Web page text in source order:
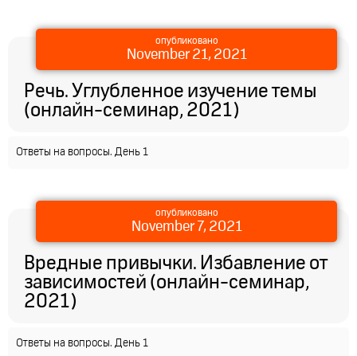
опубликовано
November 21, 2021
Речь. Углубленное изучение темы
(онлайн-семинар, 2021)
Ответы на вопросы. День 1
опубликовано
November 7, 2021
Вредные привычки. Избавление от
зависимостей (онлайн-семинар,
2021)
Ответы на вопросы. День 1